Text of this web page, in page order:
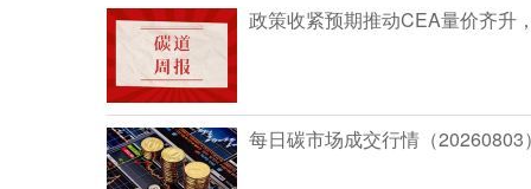
政策收紧预期推动CEA量价齐升
每日碳市场成交行情（20260803